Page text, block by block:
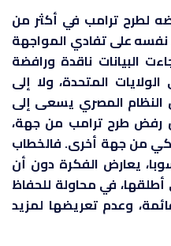
لطرح ترامب في أكثر من
على تفادي المواجهة
البيانات ناقدة ورافضة
المتحدة، ولا إلى
النظام المصري يسعى إلى
رفض طرح ترامب من جهة،
من جهة أخرى. فالخطاب
يعارض الفكرة دون أن
في محاولة للحفاظ
وعدم تعريضها لمزيد